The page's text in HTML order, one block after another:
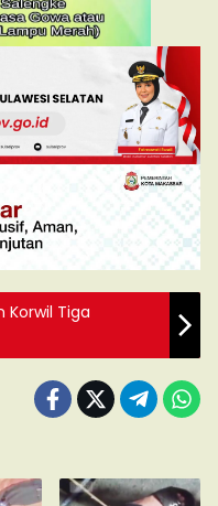
Korwil Tiga